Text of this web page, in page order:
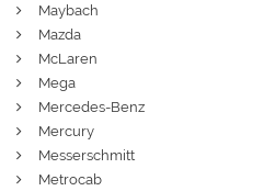
Maybach
Mazda
McLaren
Mega
Mercedes-Benz
Mercury
Messerschmitt
Metrocab